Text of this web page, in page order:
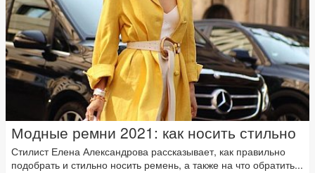
Модные ремни 2021: как носить стильно
Стилист Елена Александрова рассказывает, как правильно
подобрать и стильно носить ремень, а также на что обратить...